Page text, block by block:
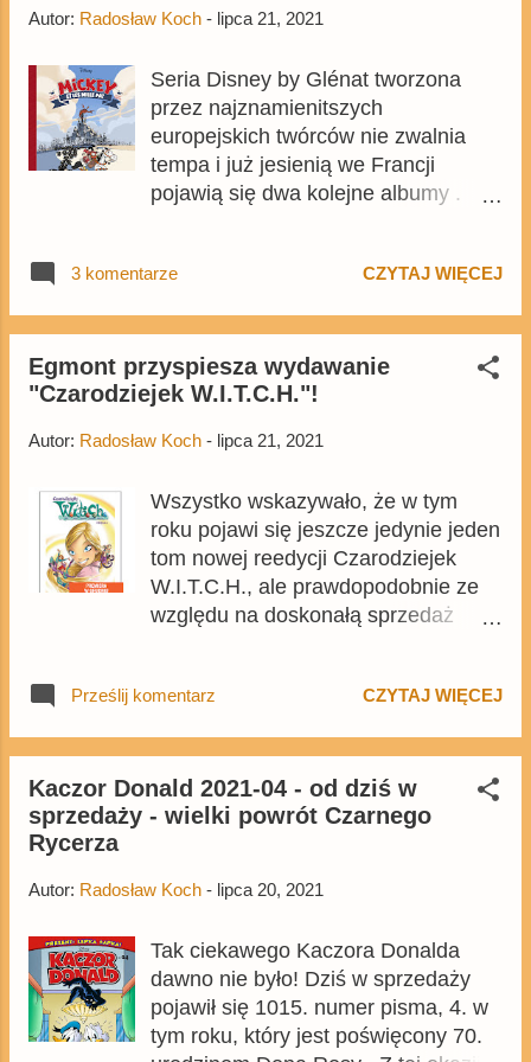
Troelstrup, rys. Massimo Fecchi - 36
Srebro pustyni - 26 stron - z serii
Zdumiewający Kwantomas Gra na
czas - 30 stron Źródło blasku - 26
stron Profesor nie nadzwyczajny - 10
stron Chmura gniewu - 20 stron
Najlepszy przyjaciel kaczora - scen.
Jaakko Seppälä, rys. Flemming
Andersen - 20...
Autor: Radosław Koch - lipca 21, 2021
Seria Disney by Glénat tworzona
przez najznamienitszych
europejskich twórców nie zwalnia
tempa i już jesienią we Francji
pojawią się dwa kolejne albumy .
serii, we wrześniu pojawią się
Horrifikland , a w listopadzie Miki i
zaginiony ocean , są spore szanse,
że te albumy także pojawią się w
się bardzo ciekawie.
3 komentarze CZYTAJ WIĘCEJ
Egmont przyspiesza wydawanie
"Czarodziejek W.I.T.C.H."!
Autor: Radosław Koch - lipca 21, 2021
Wszystko wskazywało, że w tym
roku pojawi się jeszcze jedynie jeden
tom nowej reedycji Czarodziejek
W.I.T.C.H., ale prawdopodobnie ze
względu na doskonałą sprzedaż
wersję katalogu wydawnictwo
tom W.I.T.C.H. został przeniesiony z
2022 roku na grudzień tego roku .
Oznacza to, że jeszcze przed
drugiego cyklu o czarodziejkach,
natomiast pozostała data premiery
trzeciego tomu włoskiego komiksu
Disneya o magicznych
dziewczynach, który pojawi się w
Prześlij komentarz CZYTAJ WIĘCEJ
Kaczor Donald 2021-04 - od dziś w
sprzedaży - wielki powrót Czarnego
Rycerza
Autor: Radosław Koch - lipca 20, 2021
Tak ciekawego Kaczora Donalda
dawno nie było! Dziś w sprzedaży
pojawił się 1015. numer pisma, 4. w
tym roku, który jest poświęcony 70.